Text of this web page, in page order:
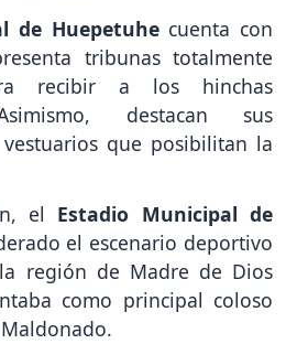
de Huepetuhecuenta con
tribunas totalmente
recibir a los hinchas
destacan sus
que posibilitan la
el Estadio Municipal de
el escenario deportivo
región de Madre de Dios
como principal coloso